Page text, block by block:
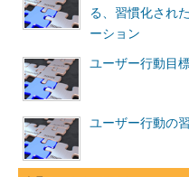
る、習慣化され
ーション
ユーザー行動目
ユーザー行動の